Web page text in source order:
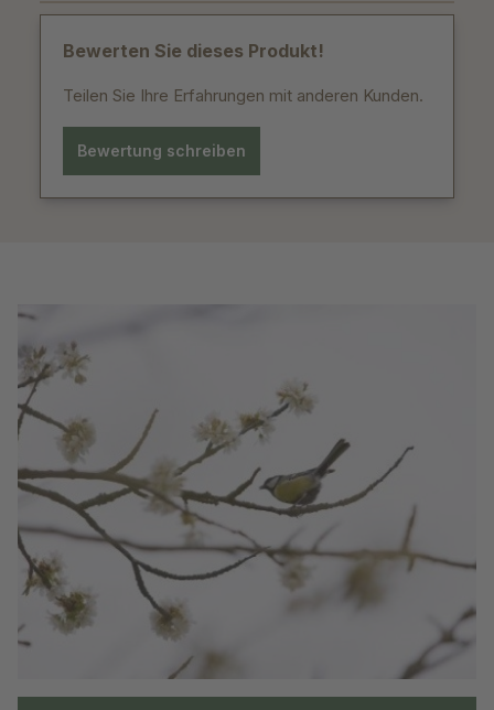
Bewerten Sie dieses Produkt!
Teilen Sie Ihre Erfahrungen mit anderen Kunden.
Bewertung schreiben